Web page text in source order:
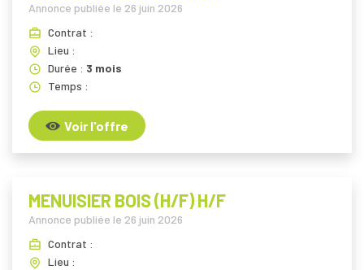
Annonce publiée le 26 juin 2026
Contrat :
Lieu :
Durée : 3 mois
Temps :
Voir l'offre
MENUISIER BOIS (H/F) H/F
Annonce publiée le 26 juin 2026
Contrat :
Lieu :